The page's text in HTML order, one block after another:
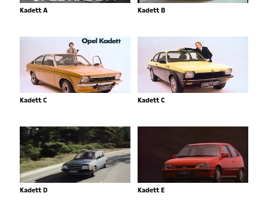
Kadett A Kadett B
Kadett C Kadett C
Kadett D Kadett E